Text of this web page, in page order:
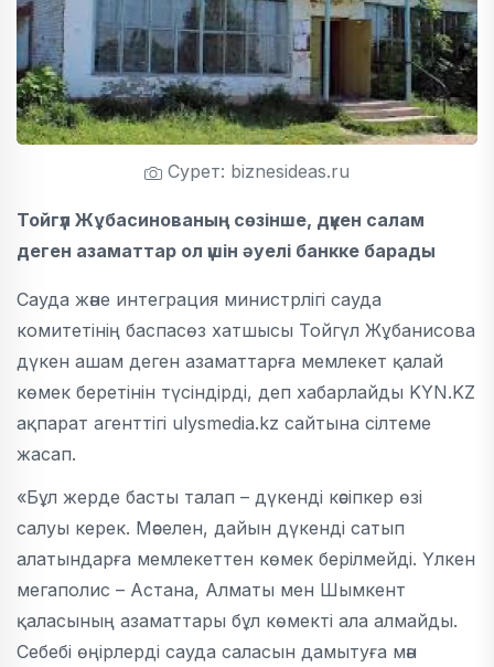
Сурет: biznesideas.ru
Тойгүл Жұбасинованың сөзінше, дүкен салам
деген азаматтар ол үшін әуелі банкке барады
Сауда және интеграция министрлігі сауда
комитетінің баспасөз хатшысы Тойгүл Жұбанисова
дүкен ашам деген азаматтарға мемлекет қалай
көмек беретінін түсіндірді, деп хабарлайды KYN.KZ
ақпарат агенттігі ulysmedia.kz сайтына сілтеме
жасап.
«Бұл жерде басты талап – дүкенді кәсіпкер өзі
салуы керек. Мәселен, дайын дүкенді сатып
алатындарға мемлекеттен көмек берілмейді. Үлкен
мегаполис – Астана, Алматы мен Шымкент
қаласының азаматтары бұл көмекті ала алмайды.
Себебі өңірлерді сауда саласын дамытуға мән